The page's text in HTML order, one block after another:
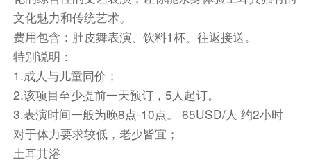
厅，看着海边落日，吃着当地美食，感觉惬意无
比。
之后驱车前往费特希耶，抵达后入住酒店，享用晚
餐后休息。
早餐：酒店早餐 中餐：当地午餐 晚餐：酒店晚餐
住宿：当地精品酒店
交通：旅游巴士 航班号： 机型： 飞行时间：
文化魅力和传统艺术。
费用包含：肚皮舞表演、饮料1杯、往返接送。
特别说明：
1.成人与儿童同价；
2.该项目至少提前一天预订，5人起订。
3.表演时间一般为晚8点-10点。 65USD/人 约2小时
对于体力要求较低，老少皆宜；
土耳其浴